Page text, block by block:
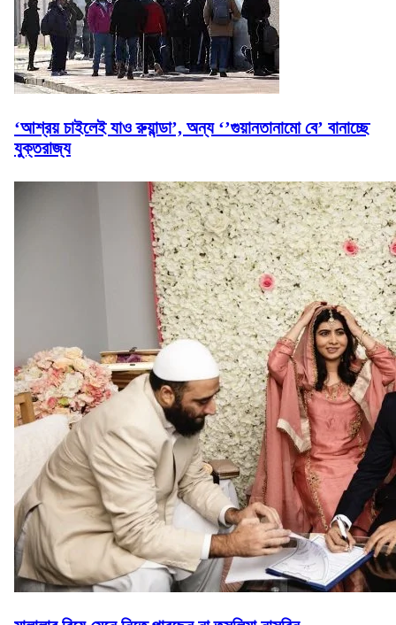
‘আশ্রয় চাইলেই যাও রুয়ান্ডা’, অন্য ‘’গুয়ানতানামো বে’ বানাচ্ছে
যুক্তরাজ্য